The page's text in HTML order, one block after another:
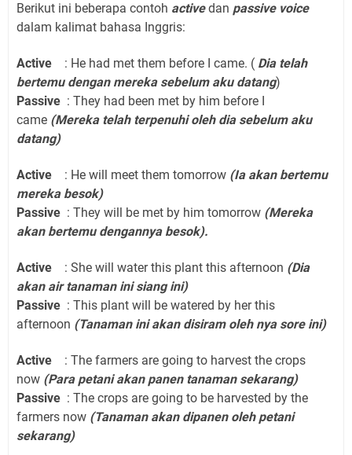
Berikut ini beberapa contoh activedan passive voice
dalam kalimat bahasa Inggris:
Active : He had met them before I came. ( Dia telah
bertemu dengan mereka sebelum aku datang)
Passive : They had been met by him before I
came (Mereka telah terpenuhi oleh dia sebelum aku
datang)
Active : He will meet them tomorrow (Ia akan bertemu
mereka besok)
Passive : They will be met by him tomorrow (Mereka
akan bertemu dengannya besok).
Active : She will water this plant this afternoon (Dia
akan air tanaman ini siang ini)
Passive : This plant will be watered by her this
afternoon (Tanaman ini akan disiram oleh nya sore ini)
Active : The farmers are going to harvest the crops
now (Para petani akan panen tanaman sekarang)
Passive : The crops are going to be harvested by the
farmers now (Tanaman akan dipanen oleh petani
sekarang)